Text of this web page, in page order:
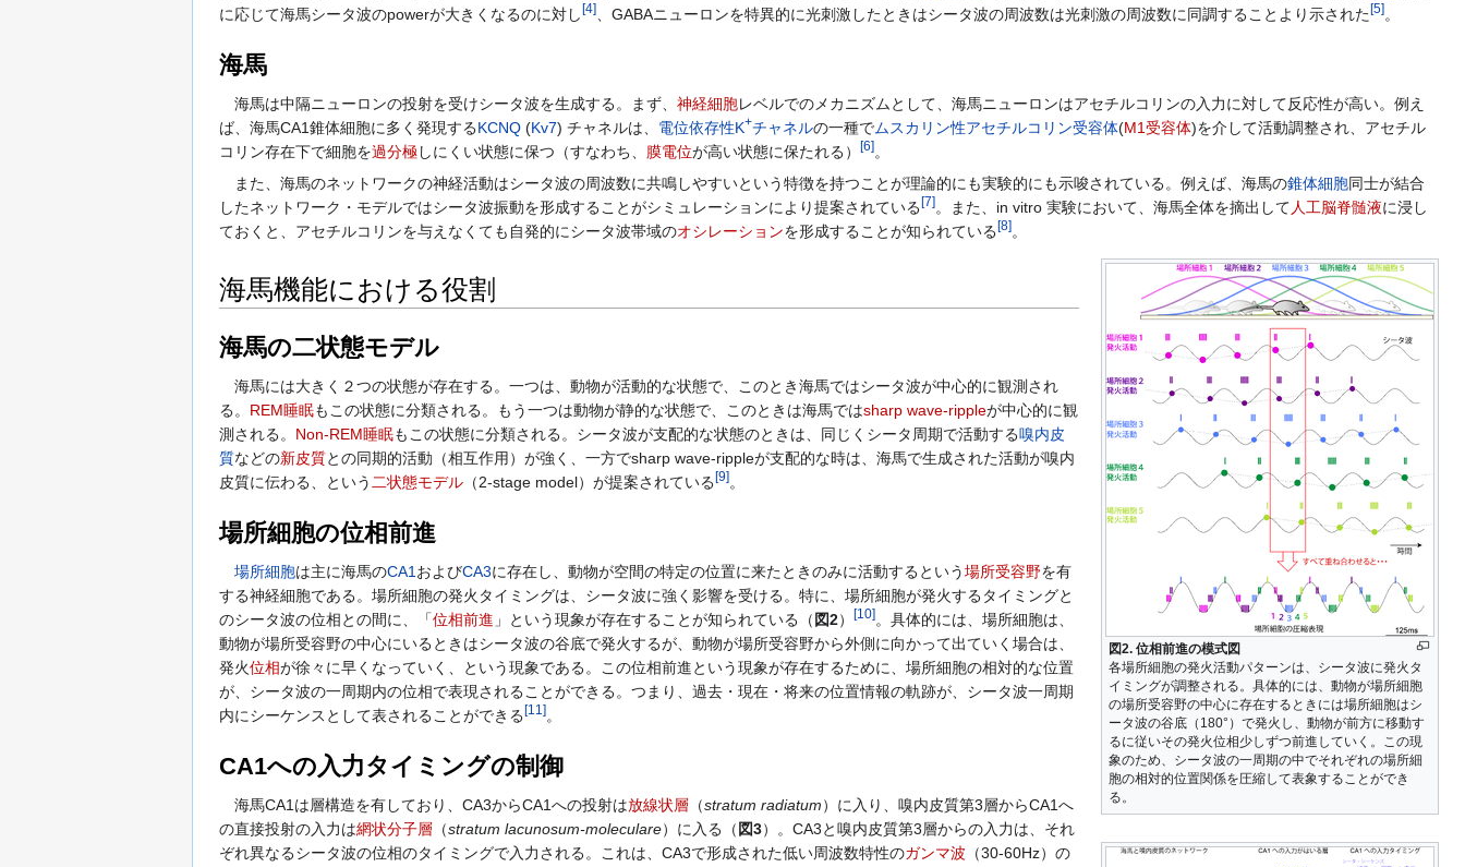
に応じて海馬シータ波のpowerが大きくなるのに対し [4] 、GABAニューロンを特異的に光刺激したときはシータ波の周波数は光刺激の周波数に同調することより示された[5] 。
海馬
海馬は中隔ニューロンの投射を受けシータ波を生成する。まず、 神経細胞レベルでのメカニズムとして、海馬ニューロンはアセチルコリンの入力に対して反応性が高い。例え
ば、海馬CA1錐体細胞に多く発現するKCNQ (Kv7) チャネルは、 電位依存性K+チャネルの一種でムスカリン性アセチルコリン受容体(M1受容体)を介して活動調整され、アセチル
コリン存在下で細胞を過分極しにくい状態に保つ（すなわち、 膜電位が高い状態に保たれる） [6] 。
また、海馬のネットワークの神経活動はシータ波の周波数に共鳴しやすいという特徴を持つことが理論的にも実験的にも示唆されている。例えば、海馬の錐体細胞同士が結合
したネットワーク・モデルではシータ波振動を形成することがシミュレーションにより提案されている [7] 。また、in vitro 実験において、海馬全体を摘出して 人工脳脊髄液に浸し
ておくと、アセチルコリンを与えなくても自発的にシータ波帯域のオシレーションを形成することが知られている [8] 。
図2. 位相前進の模式図
各場所細胞の発火活動パターンは、シータ波に発火タ
イミングが調整される。具体的には、動物が場所細胞
の場所受容野の中心に存在するときには場所細胞はシ
ータ波の谷底（180°）で発火し、動物が前方に移動す
るに従いその発火位相少しずつ前進していく。この現
象のため、シータ波の一周期の中でそれぞれの場所細
胞の相対的位置関係を圧縮して表象することができ
る。
海馬機能における役割
海馬の二状態モデル
海馬には大きく２つの状態が存在する。一つは、動物が活動的な状態で、このとき海馬ではシータ波が中心的に観測され
る。 REM睡眠もこの状態に分類される。もう一つは動物が静的な状態で、このときは海馬ではsharp wave-rippleが中心的に観
測される。 Non-REM睡眠もこの状態に分類される。シータ波が支配的な状態のときは、同じくシータ周期で活動する嗅内皮
質などの新皮質との同期的活動（相互作用）が強く、一方でsharp wave-rippleが支配的な時は、海馬で生成された活動が嗅内
皮質に伝わる、という 二状態モデル （2-stage model）が提案されている [9] 。
場所細胞の位相前進
場所細胞は主に海馬のCA1およびCA3に存在し、動物が空間の特定の位置に来たときのみに活動するという場所受容野を有
する神経細胞である。場所細胞の発火タイミングは、シータ波に強く影響を受ける。特に、場所細胞が発火するタイミングと
のシータ波の位相との間に、「位相前進 」という現象が存在することが知られている（ 図2） [10]。具体的には、場所細胞は、
動物が場所受容野の中心にいるときはシータ波の谷底で発火するが、動物が場所受容野から外側に向かって出ていく場合は、
発火位相が徐々に早くなっていく、という現象である。この位相前進という現象が存在するために、場所細胞の相対的な位置
が、シータ波の一周期内の位相で表現されることができる。つまり、過去・現在・将来の位置情報の軌跡が、シータ波一周期
内にシーケンスとして表されることができる [11 ]。
CA1への入力タイミングの制御
海馬CA1は層構造を有しており、CA3からCA1への投射は放線状層 （stratum radiatum）に入り、嗅内皮質第3層からCA1へ
の直接投射の入力は網状分子層 （stratum lacunosum-moleculare）に入る（ 図3）。CA3と嗅内皮質第3層からの入力は、それ
ぞれ異なるシータ波の位相のタイミングで入力される。これは、CA3で形成された低い周波数特性のガンマ波 （30-60Hz）の